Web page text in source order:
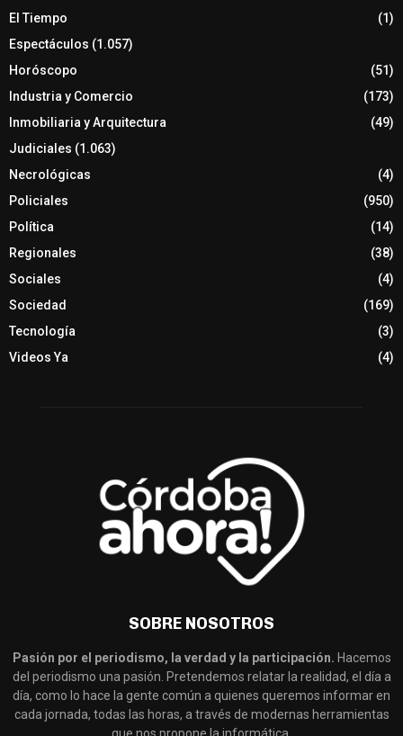
El Tiempo
(1)
Espectáculos (1.057)
Horóscopo
(51)
Industria y Comercio
(173)
Inmobiliaria y Arquitectura
(49)
Judiciales (1.063)
Necrológicas
(4)
Policiales
(950)
Política
(14)
Regionales
(38)
Sociales
(4)
Sociedad
(169)
Tecnología
(3)
Videos Ya
(4)
SOBRE NOSOTROS
Pasión por el periodismo, la verdad y la participación. Hacemos
del periodismo una pasión. Pretendemos relatar la realidad, el día a
día, como lo hace la gente común a quienes queremos informar en
cada jornada, todas las horas, a través de modernas herramientas